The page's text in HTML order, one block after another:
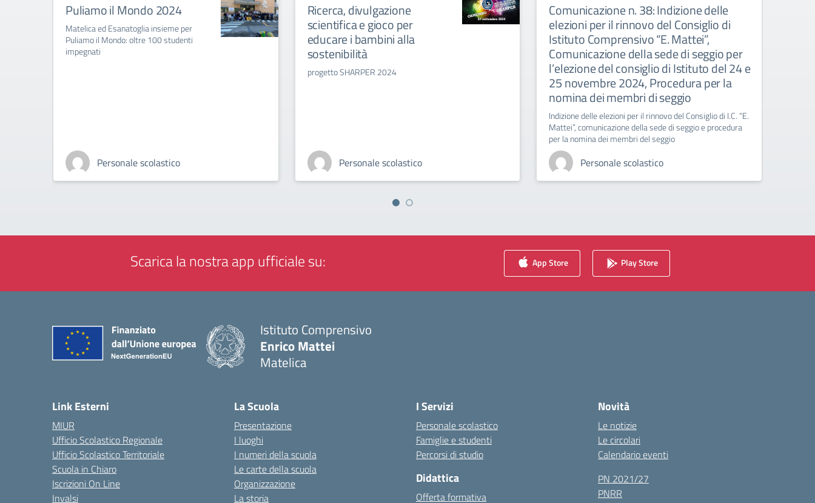
Puliamo il Mondo 2024
Matelica ed Esanatoglia insieme per
Puliamo il Mondo: oltre 100 studenti
impegnati
Personale scolastico
Ricerca, divulgazione
scientifica e gioco per
educare i bambini alla
sostenibilità
progetto SHARPER 2024
Personale scolastico
Comunicazione n. 38: Indizione delle
elezioni per il rinnovo del Consiglio di
Istituto Comprensivo “E. Mattei”,
Comunicazione della sede di seggio per
l’elezione del consiglio di Istituto del 24 e
25 novembre 2024, Procedura per la
nomina dei membri di seggio
Indizione delle elezioni per il rinnovo del Consiglio di I.C. “E.
Mattei”, comunicazione della sede di seggio e procedura
per la nomina dei membri del seggio
Personale scolastico
Scarica la nostra app ufficiale su: App Store Play Store
Istituto Comprensivo
Enrico Mattei
Matelica
Link Esterni
MIUR
Ufficio Scolastico Regionale
Ufficio Scolastico Territoriale
Scuola in Chiaro
Iscrizioni On Line
Invalsi
La Scuola
Presentazione
I luoghi
I numeri della scuola
Le carte della scuola
Organizzazione
La storia
I Servizi
Personale scolastico
Famiglie e studenti
Percorsi di studio
Didattica
Offerta formativa
Novità
Le notizie
Le circolari
Calendario eventi
PN 2021/27
PNRR